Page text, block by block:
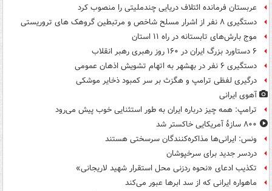
عربستان فرمانده ائتلاف دریایی چندملیتی را منصوب کرد
دستگیری ۸ نفر از اشرار مسلح شاخص و مرتبطین گروهک های تروریستی
موج بارش‌های تابستانه در راه ۱۱ استان
۶ دستاورد بزرگ ایران در ۱۶۰ روز رهبری رهبر انقلاب
دستگیری ۶ نفر در بهشهر به اتهام تشویش اذهان عمومی
درگیری لفظی ترامپ و هگزث بر سر کمبود ذخایر موشکی
آهوی ایرانی
ترامپ: همه چیز درباره ایران به طور استثنایی خوب پیش می‌رود
۸۰۰ سازۀ آمریکایی خاکستر شد
ونس: ایرانی‌ها مذاکره‌کنندگان سرسختی هستند
دردسر جدید برای سرخپوشان
تکذیب ادعای «نحوه ردزنی محل استقرار شهید لاریجانی»
ماهواره ایرانی که از سد ابرها عبور می‌کند